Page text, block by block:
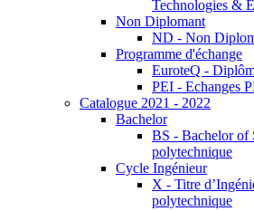
Technologies &
Non Diplomant
ND - Non
Programme d'échange
EuroteQ -
PEI - Echanges
Catalogue 2021 - 2022
Bachelor
BS - Bachelor of
polytechnique
Cycle Ingénieur
X - Titre
polytechnique